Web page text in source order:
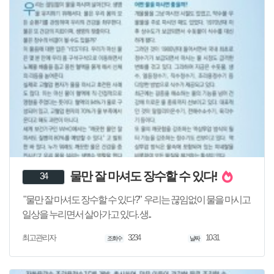
34 물만 잘 마셔도 장수할 수 있다!
"물만 잘 마셔도 장수할 수 있다?" 우리는 끊임없이 물을 마시고
일상을 누리면서 살아가고 있다. 생..
최고관리자 조회수 3234 날짜 10-31